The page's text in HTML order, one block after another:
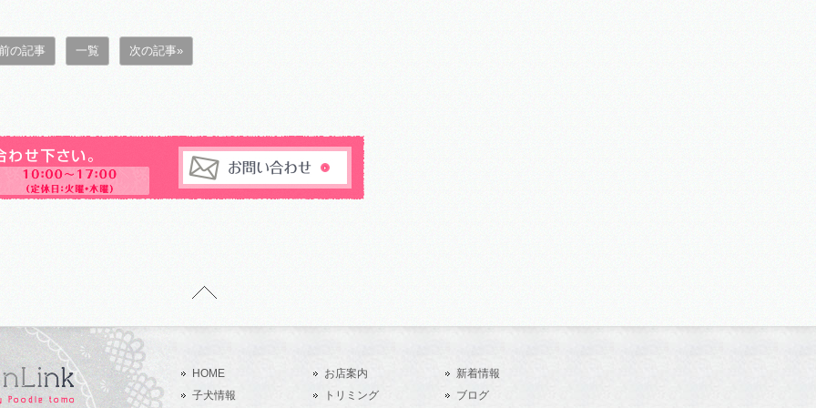
の記事 一覧 次の記事»
HOME
子犬情報
お店案内
トリミング
新着情報
ブログ